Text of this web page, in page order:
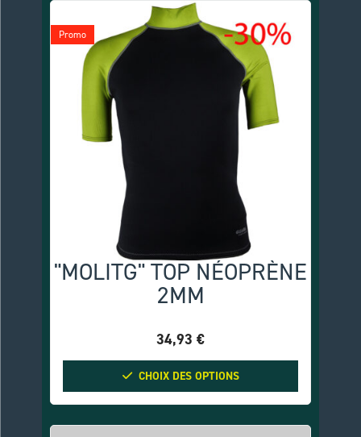
Promo
"MOLITG" TOP NÉOPRÈNE
2MM
34,93 €
CHOIX DES OPTIONS